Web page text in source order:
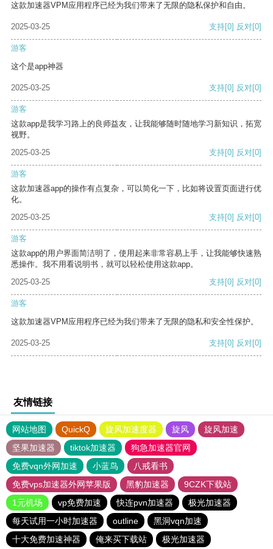
这款加速器VPM应用程序已经为我们带来了无限的隐私保护和自由。
2025-03-25 支持[0] 反对[0]
游客
这个是app神器
2025-03-25 支持[0] 反对[0]
游客
这款app是我学习路上的良师益友，让我能够随时随地学习新知识，拓宽
视野。
2025-03-25
支持[0] 反对[0]
游客
这款加速器app的操作有点复杂，可以简化一下，比如将设置页面进行优
化。
2025-03-25
支持[0] 反对[0]
游客
这款app的用户界面简洁明了，使用起来非常容易上手，让我能够快速熟
悉操作。我不用看说明书，就可以轻松使用这款app。
2025-03-25
支持[0] 反对[0]
游客
这款加速器VPM应用程序已经为我们带来了无限的隐私和安全性保护。
2025-03-25 支持[0] 反对[0]
友情链接
网站地图 QuickQ 旋风加速度器 旋风
旋风加速
坚果加速器
tiktok加速器
狗急加速器官网
免费vqn外网加速
小蓝鸟
八戒看书
免费vps加速器外网苹果版
黑豹加速器
9CZK下载站
1元机场
vp免费加速 快连pvn加速器
极光加速器
每天试用一小时加速器
outline
黑洞vqn加速
十大免费加速神器
俺来买下载站 极光加速器